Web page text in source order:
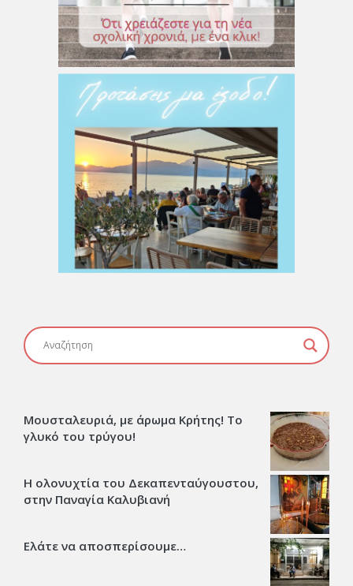
Μουσταλευριά, με άρωμα Κρήτης! Το
γλυκό του τρύγου!
Η ολονυχτία του Δεκαπενταύγουστου,
στην Παναγία Καλυβιανή
Ελάτε να αποσπερίσουμε…